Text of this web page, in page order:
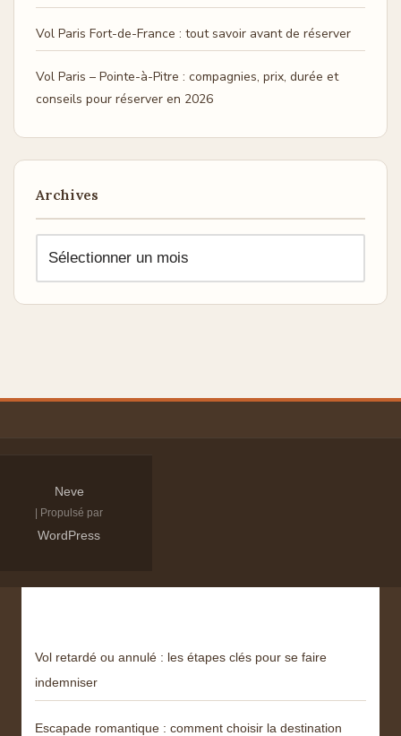
Vol Paris Fort-de-France : tout savoir avant de réserver
Vol Paris – Pointe-à-Pitre : compagnies, prix, durée et
conseils pour réserver en 2026
Archives
Neve
| Propulsé par
WordPress
Vol retardé ou annulé : les étapes clés pour se faire
indemniser
Escapade romantique : comment choisir la destination